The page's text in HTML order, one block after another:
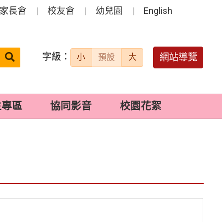
長會 校友會 幼兒園 English
搜
送出 字級： 小 預設 大 網站導覽
區 協同影音 校園花絮